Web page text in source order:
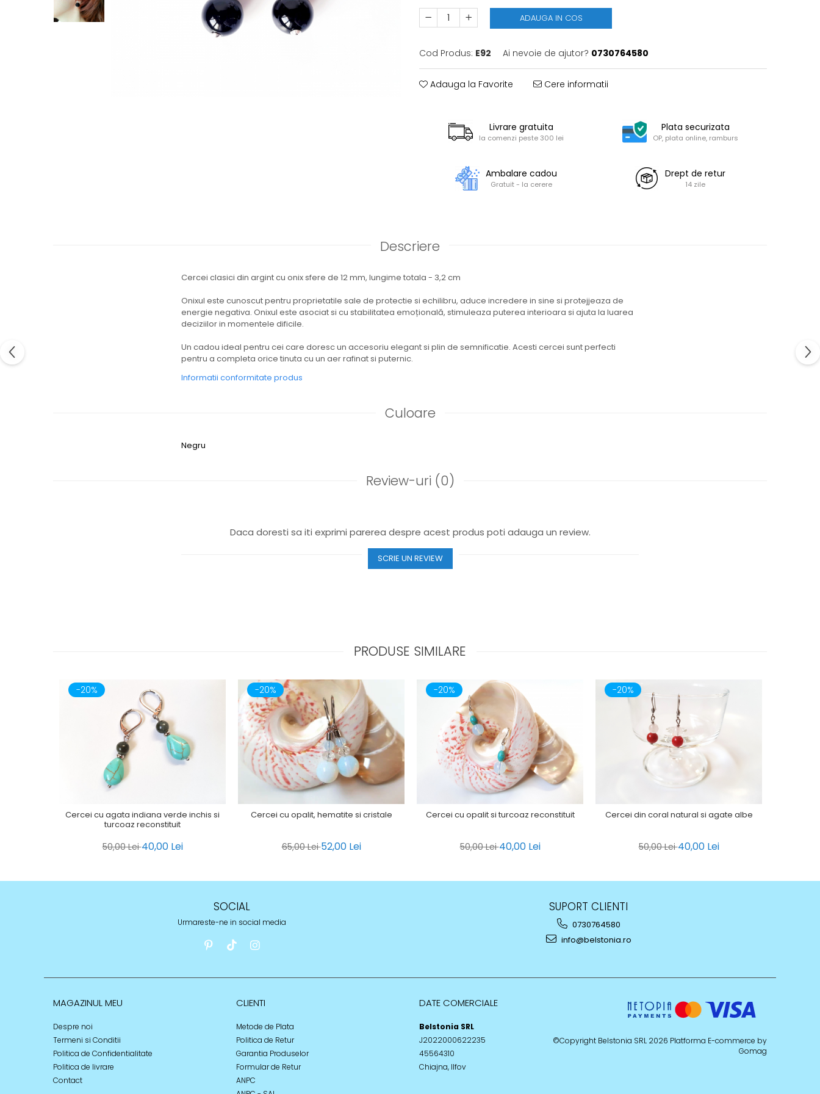
ADAUGA IN COS
Cod Produs: E92 Ai nevoie de ajutor? 0730764580
Adauga la Favorite Cere informatii
Livrare gratuita
la comenzi peste 300 lei
Plata securizata
OP, plata online, ramburs
Ambalare cadou
Gratuit - la cerere
Drept de retur
14 zile
Descriere
Cercei clasici din argint cu onix sfere de 12 mm, lungime totala - 3,2 cm
Onixul este cunoscut pentru proprietatile sale de protectie si echilibru, aduce incredere in sine si protejjeaza de
energie negativa. Onixul este asociat si cu stabilitatea emoțională, stimuleaza puterea interioara si ajuta la luarea
deciziilor in momentele dificile.
Un cadou ideal pentru cei care doresc un accesoriu elegant si plin de semnificatie. Acesti cercei sunt perfecti
pentru a completa orice tinuta cu un aer rafinat si puternic.
Informatii conformitate produs
Culoare
Negru
Review-uri (0)
Daca doresti sa iti exprimi parerea despre acest produs poti adauga un review.
SCRIE UN REVIEW
PRODUSE SIMILARE
-20%
Cercei cu agata indiana verde inchis si
turcoaz reconstituit
50,00 Lei40,00 Lei
-20%
Cercei cu opalit, hematite si cristale
65,00 Lei52,00 Lei
-20%
Cercei cu opalit si turcoaz reconstituit
50,00 Lei40,00 Lei
-20%
Cercei din coral natural si agate albe
50,00 Lei40,00 Lei
SOCIAL
Urmareste-ne in social media
SUPORT CLIENTI
0730764580
info@belstonia.ro
MAGAZINUL MEU
Despre noi
Termeni si Conditii
Politica de Confidentialitate
Politica de livrare
Contact
CLIENTI
Metode de Plata
Politica de Retur
Garantia Produselor
Formular de Retur
ANPC
DATE COMERCIALE
Belstonia SRL
J2022000622235
45564310
Chiajna, Ilfov
©Copyright Belstonia SRL 2026 Platforma E-commerce by
Gomag